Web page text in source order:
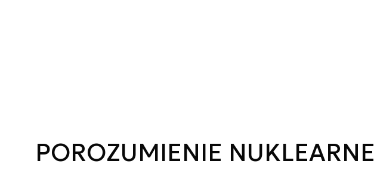
POROZUMIENIE NUKLEARNE